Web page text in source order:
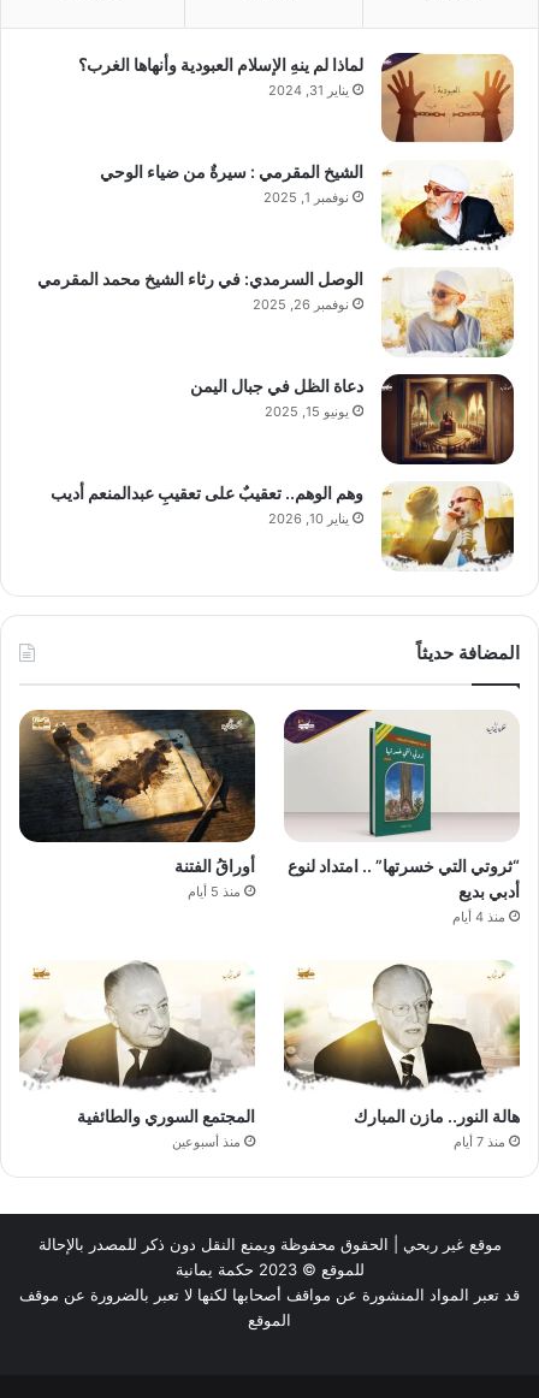
لماذا لم ينهِ الإسلام العبودية وأنهاها الغرب؟
يناير 31, 2024
الشيخ المقرمي : سيرةٌ من ضياء الوحي
نوفمبر 1, 2025
الوصل السرمدي: في رثاء الشيخ محمد المقرمي
نوفمبر 26, 2025
دعاة الظل في جبال اليمن
يونيو 15, 2025
وهم الوهم.. تعقيبٌ على تعقيبِ عبدالمنعم أديب
يناير 10, 2026
المضافة حديثاً
“ثروتي التي خسرتها” .. امتداد لنوع
أدبي بديع
منذ 4 أيام
أوراقُ الفتنة
منذ 5 أيام
هالة النور.. مازن المبارك
منذ 7 أيام
المجتمع السوري والطائفية
منذ أسبوعين
موقع غير ربحي | الحقوق محفوظة ويمنع النقل دون ذكر للمصدر بالإحالة
للموقع © 2023 حكمة يمانية
قد تعبر المواد المنشورة عن مواقف أصحابها لكنها لا تعبر بالضرورة عن موقف
الموقع